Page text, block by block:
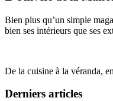
Bien plus qu’un simple
bien ses intérieurs que ses
De la cuisine à la véranda,
Derniers articles